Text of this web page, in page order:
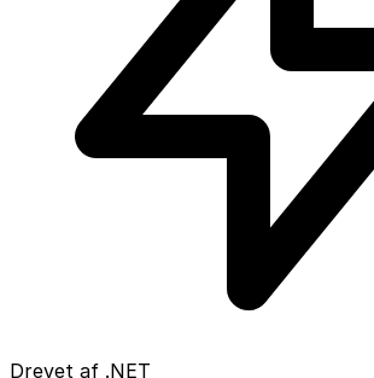
Drevet af .NET